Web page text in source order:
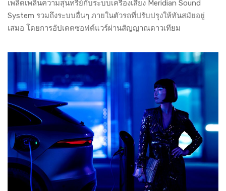
เพลิดเพลินความสุนทรีย์กับระบบเครื่องเสียง Meridian Sound
System รวมถึงระบบอื่นๆ ภายในตัวรถที่ปรับปรุงให้ทันสมัยอยู่
เสมอ โดยการอัปเดตซอฟต์แวร์ผ่านสัญญาณดาวเทียม